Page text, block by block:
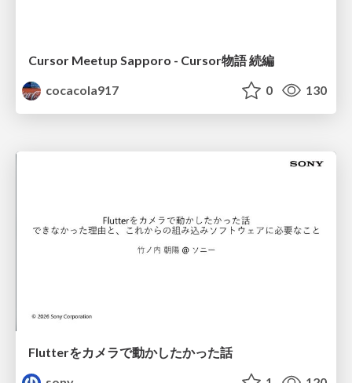
Cursor Meetup Sapporo - Cursor物語 続編
cocacola917
0 130
Flutterをカメラで動かしたかった話